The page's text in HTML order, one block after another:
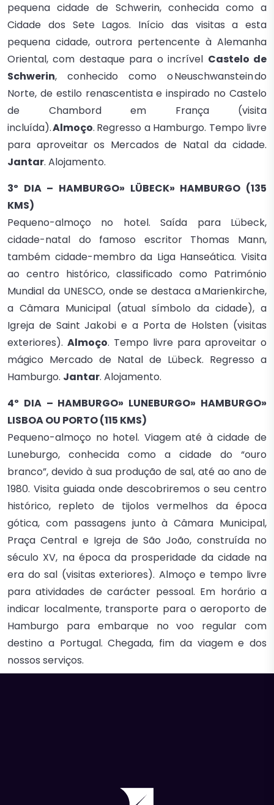
pequena cidade de Schwerin, conhecida como a
Cidade dos Sete Lagos. Início das visitas a esta
pequena cidade, outrora pertencente à Alemanha
Oriental, com destaque para o incrível Castelo de
Schwerin, conhecido como o Neuschwanstein do
Norte, de estilo renascentista e inspirado no Castelo
de Chambord em França (visita
incluída).Almoço. Regresso a Hamburgo. Tempo livre
para aproveitar os Mercados de Natal da cidade.
Jantar. Alojamento.
3º DIA – HAMBURGO» LÜBECK» HAMBURGO (135
KMS)
Pequeno-almoço no hotel. Saída para Lübeck,
cidade-natal do famoso escritor Thomas Mann,
também cidade-membro da Liga Hanseática. Visita
ao centro histórico, classificado como Património
Mundial da UNESCO, onde se destaca a Marienkirche,
a Câmara Municipal (atual símbolo da cidade), a
Igreja de Saint Jakobi e a Porta de Holsten (visitas
exteriores). Almoço. Tempo livre para aproveitar o
mágico Mercado de Natal de Lübeck. Regresso a
Hamburgo. Jantar. Alojamento.
4º DIA – HAMBURGO» LUNEBURGO» HAMBURGO»
LISBOA OU PORTO (115 KMS)
Pequeno-almoço no hotel. Viagem até à cidade de
Luneburgo, conhecida como a cidade do “ouro
branco”, devido à sua produção de sal, até ao ano de
1980. Visita guiada onde descobriremos o seu centro
histórico, repleto de tijolos vermelhos da época
gótica, com passagens junto à Câmara Municipal,
Praça Central e Igreja de São João, construída no
século XV, na época da prosperidade da cidade na
era do sal (visitas exteriores). Almoço e tempo livre
para atividades de carácter pessoal. Em horário a
indicar localmente, transporte para o aeroporto de
Hamburgo para embarque no voo regular com
destino a Portugal. Chegada, fim da viagem e dos
nossos serviços.